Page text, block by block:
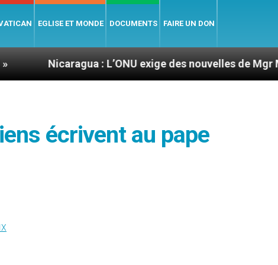
EGLISE ET MONDE DOCUMENTS FAIRE UN DON
: L’ONU exige des nouvelles de Mgr Mata
écrivent au pape